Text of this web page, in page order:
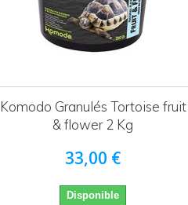
Komodo Granulés Tortoise fruit
& flower 2 Kg
33,00 €
Disponible